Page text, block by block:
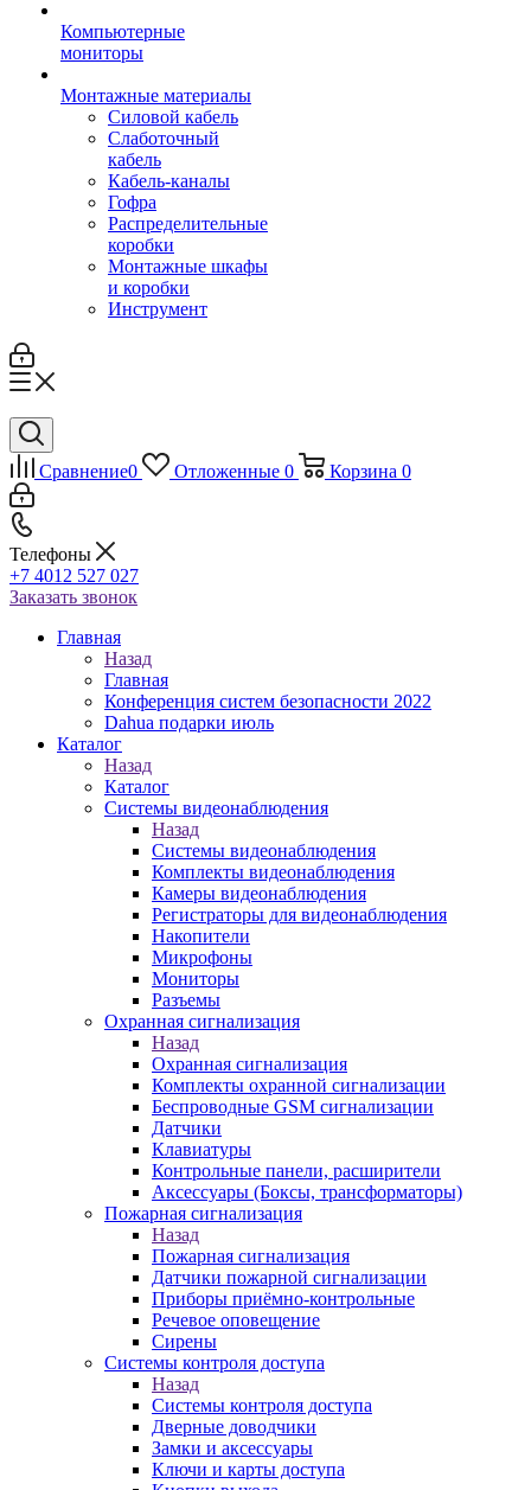
Компьютерные
мониторы
Монтажные материалы
Силовой кабель
Слаботочный
кабель
Кабель-каналы
Гофра
Распределительные
коробки
Монтажные шкафы
и коробки
Инструмент
Сравнение0 Отложенные 0 Корзина 0
Телефоны
+7 4012 527 027
Заказать звонок
Главная
Назад
Главная
Конференция систем безопасности 2022
Dahua подарки июль
Каталог
Назад
Каталог
Системы видеонаблюдения
Назад
Системы видеонаблюдения
Комплекты видеонаблюдения
Камеры видеонаблюдения
Регистраторы для видеонаблюдения
Накопители
Микрофоны
Мониторы
Разъемы
Охранная сигнализация
Назад
Охранная сигнализация
Комплекты охранной сигнализации
Беспроводные GSM сигнализации
Датчики
Клавиатуры
Контрольные панели, расширители
Аксессуары (Боксы, трансформаторы)
Пожарная сигнализация
Назад
Пожарная сигнализация
Датчики пожарной сигнализации
Приборы приёмно-контрольные
Речевое оповещение
Сирены
Системы контроля доступа
Назад
Системы контроля доступа
Дверные доводчики
Замки и аксессуары
Ключи и карты доступа